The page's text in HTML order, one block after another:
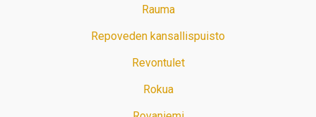
Rauma
Repoveden kansallispuisto
Revontulet
Rokua